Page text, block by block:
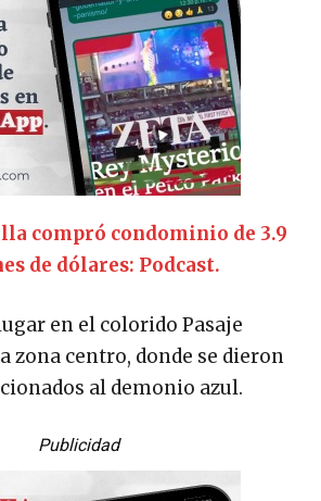
compró condominio de 3.9
de dólares: Podcast.
en el colorido Pasaje
zona centro, donde se dieron
al demonio azul.
Publicidad